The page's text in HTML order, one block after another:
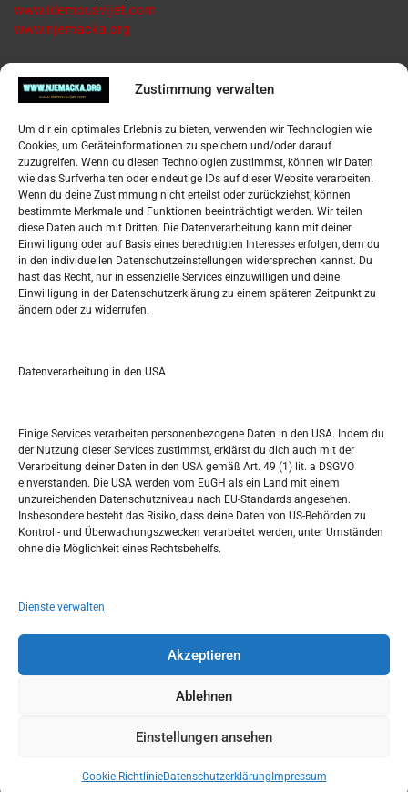
Zustimmung verwalten
Um dir ein optimales Erlebnis zu bieten, verwenden wir Technologien wie
Cookies, um Geräteinformationen zu speichern und/oder darauf
zuzugreifen. Wenn du diesen Technologien zustimmst, können wir Daten
wie das Surfverhalten oder eindeutige IDs auf dieser Website verarbeiten.
Wenn du deine Zustimmung nicht erteilst oder zurückziehst, können
bestimmte Merkmale und Funktionen beeinträchtigt werden. Wir teilen
diese Daten auch mit Dritten. Die Datenverarbeitung kann mit deiner
Einwilligung oder auf Basis eines berechtigten Interesses erfolgen, dem du
in den individuellen Datenschutzeinstellungen widersprechen kannst. Du
hast das Recht, nur in essenzielle Services einzuwilligen und deine
Einwilligung in der Datenschutzerklärung zu einem späteren Zeitpunkt zu
ändern oder zu widerrufen.
Datenverarbeitung in den USA
Einige Services verarbeiten personenbezogene Daten in den USA. Indem du
der Nutzung dieser Services zustimmst, erklärst du dich auch mit der
Verarbeitung deiner Daten in den USA gemäß Art. 49 (1) lit. a DSGVO
einverstanden. Die USA werden vom EuGH als ein Land mit einem
unzureichenden Datenschutzniveau nach EU-Standards angesehen.
Insbesondere besteht das Risiko, dass deine Daten von US-Behörden zu
Kontroll- und Überwachungszwecken verarbeitet werden, unter Umständen
ohne die Möglichkeit eines Rechtsbehelfs.
Dienste verwalten
Akzeptieren
Ablehnen
Einstellungen ansehen
Cookie-RichtlinieDatenschutzerklärung Impressum
www.idemousvijet.com
www.njemacka.org
Pregled
Datenschutzerklärung
Widerufsbelehrung
Oglašavanje / Postavite svoj oglas
Tko je “Idemo u Svijet – Njemačka?
Pretražite stranicu:
S
AUGUST 2017
M D M D F S
1 2 3 4 5
7 8 9 10 11 12 13
21 22
28 29 30 31
« Juli Sep. »
Copyright © 2026Idemo u Svijet-Njemacka!
Theme by:Theme Horse Proudly Powered by: